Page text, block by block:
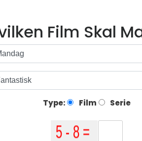
Film Skal
Type: Film Serie